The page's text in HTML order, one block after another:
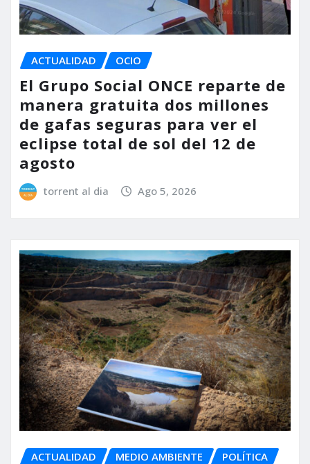
ACTUALIDAD OCIO
El Grupo Social ONCE reparte de
manera gratuita dos millones
de gafas seguras para ver el
eclipse total de sol del 12 de
agosto
torrent al dia Ago 5, 2026
ACTUALIDAD MEDIO AMBIENTE POLÍTICA